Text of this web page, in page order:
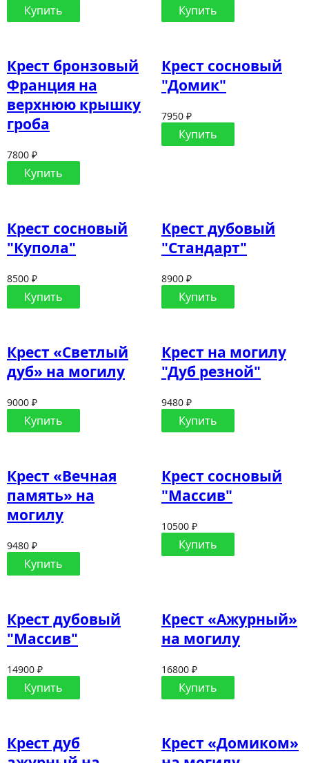
Купить Купить
Крест бронзовый
Франция на
верхнюю крышку
гроба
7800 ₽
Купить
Крест сосновый
"Домик"
7950 ₽
Купить
Крест сосновый
"Купола"
8500 ₽
Купить
Крест дубовый
"Стандарт"
8900 ₽
Купить
Крест «Светлый
дуб» на могилу
9000 ₽
Купить
Крест на могилу
"Дуб резной"
9480 ₽
Купить
Крест «Вечная
память» на
могилу
9480 ₽
Купить
Крест сосновый
"Массив"
10500 ₽
Купить
Крест дубовый
"Массив"
14900 ₽
Купить
Крест «Ажурный»
на могилу
16800 ₽
Купить
Крест дуб
Крест «Домиком»